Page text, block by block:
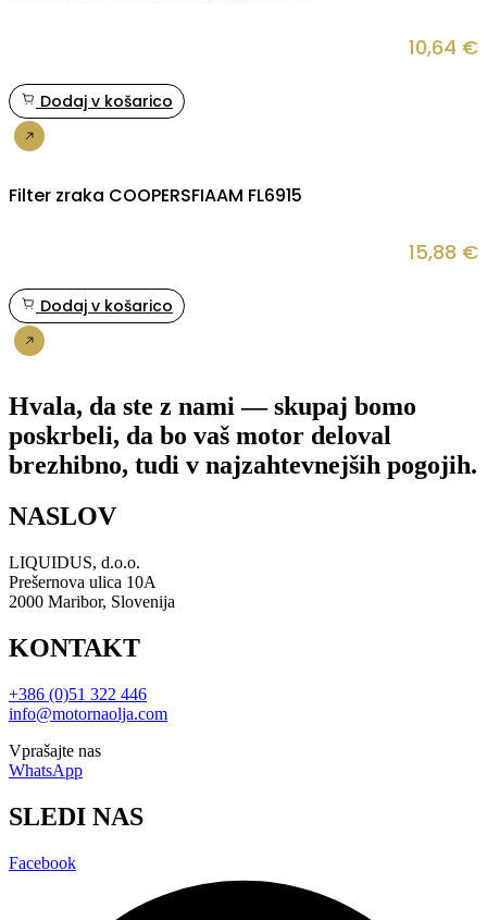
10,64 €
Dodaj v košarico
Filter zraka COOPERSFIAAM FL6915
15,88 €
Dodaj v košarico
Hvala, da ste z nami — skupaj bomo
poskrbeli, da bo vaš motor deloval
brezhibno, tudi v najzahtevnejših pogojih.
NASLOV
LIQUIDUS, d.o.o.
Prešernova ulica 10A
2000 Maribor, Slovenija
KONTAKT
+386 (0)51 322 446
info@motornaolja.com
Vprašajte nas
WhatsApp
SLEDI NAS
Facebook